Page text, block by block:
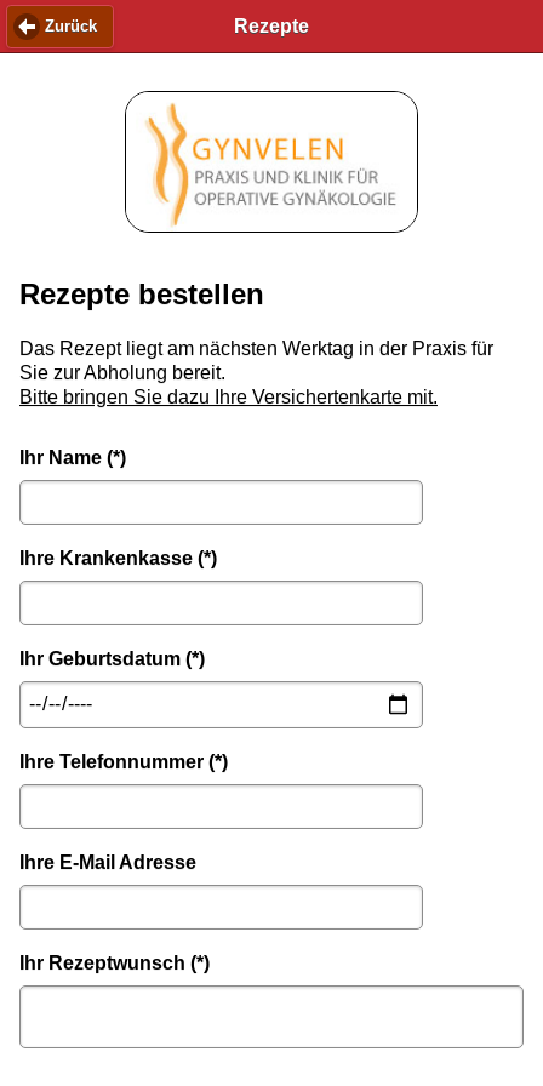
Zurück Rezepte
Rezepte bestellen
Das Rezept liegt am nächsten Werktag in der Praxis für
Sie zur Abholung bereit.
Bitte bringen Sie dazu Ihre Versichertenkarte mit.
Ihr Name (*)
Ihre Krankenkasse (*)
Ihr Geburtsdatum (*)
Ihre Telefonnummer (*)
Ihre E-Mail Adresse
Ihr Rezeptwunsch (*)